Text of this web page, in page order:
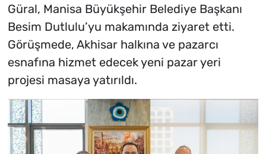
Güral, Manisa Büyükşehir Belediye Başkanı
Besim Dutlulu’yu makamında ziyaret etti.
Görüşmede, Akhisar halkına ve pazarcı
esnafına hizmet edecek yeni pazar yeri
projesi masaya yatırıldı.